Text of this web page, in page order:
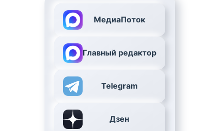
МедиаПоток
Главный редактор
Telegram
Дзен